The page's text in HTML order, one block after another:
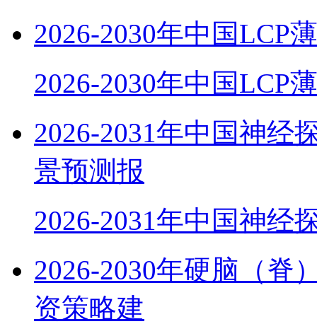
2026-2030年中国LCP
2026-2030年中国LCP
2026-2031年中国神经
景预测报
2026-2031年中国神经
2026-2030年硬脑（脊
资策略建